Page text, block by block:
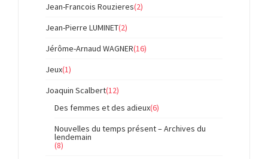
Jean-Francois Rouzieres(2)
Jean-Pierre LUMINET(2)
Jérôme-Arnaud WAGNER(16)
Jeux(1)
Joaquin Scalbert(12)
Des femmes et des adieux(6)
Nouvelles du temps présent – Archives du
lendemain
(8)